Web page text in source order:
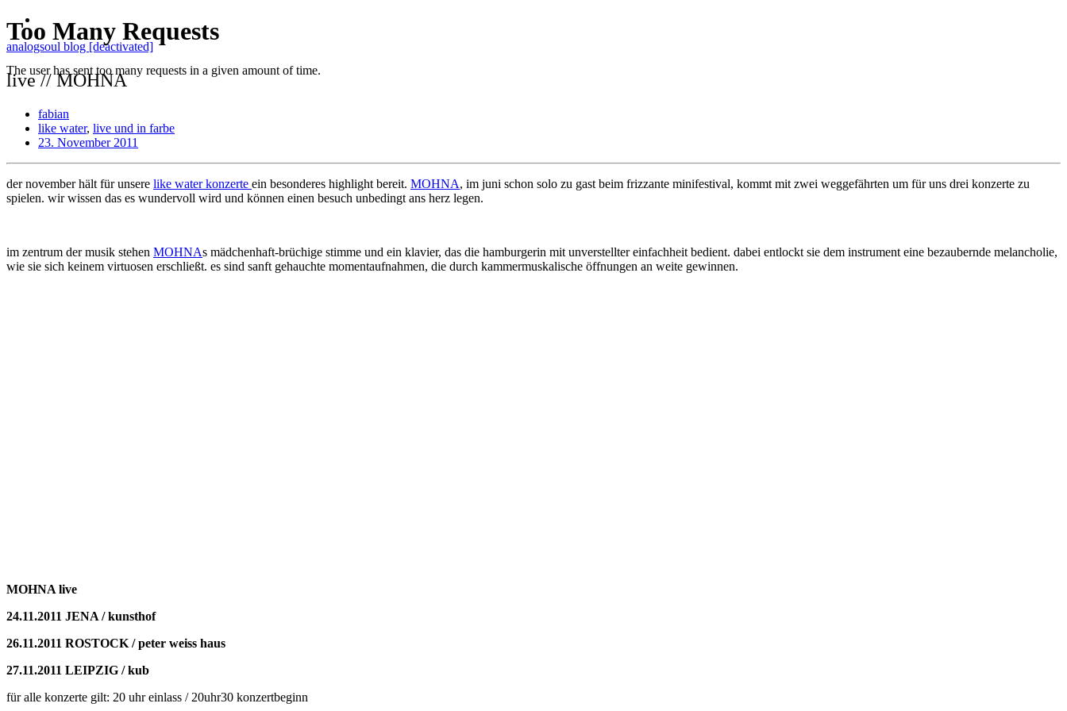
analogsoul blog [deactivated]
live // MOHNA
fabian
like water, live und in farbe
23. November 2011
der november hält für unsere like water konzerte ein besonderes highlight bereit. MOHNA, im juni schon solo zu gast beim frizzante minifestival, kommt mit zwei weggefährten um für uns drei konzerte zu
spielen. wir wissen das es wundervoll wird und können einen besuch unbedingt ans herz legen.
im zentrum der musik stehen MOHNAs mädchenhaft-brüchige stimme und ein klavier, das die hamburgerin mit unverstellter einfachheit bedient. dabei entlockt sie dem instrument eine bezaubernde melancholie,
wie sie sich keinem virtuosen erschließt. es sind sanft gehauchte momentaufnahmen, die durch kammermuskalische öffnungen an weite gewinnen.
MOHNA live
24.11.2011 JENA / kunsthof
26.11.2011 ROSTOCK / peter weiss haus
27.11.2011 LEIPZIG / kub
für alle konzerte gilt: 20 uhr einlass / 20uhr30 konzertbeginn